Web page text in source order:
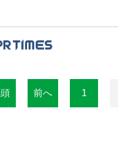
前へ 1